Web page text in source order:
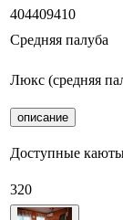
404409410
Средняя палуба
Люкс (средняя
описание
Доступные
320